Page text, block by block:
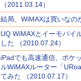
（2011.03.14）
結局、WiMAXは買いなの
UQ WiMAXとイーモバイ
した （2010.07.24）
iPadでも高速通信、ポケ
ルWiMAXルーター「
てみた （2010.07.17）